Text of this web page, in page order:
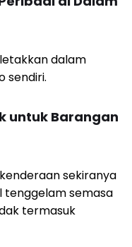
dalam
sendiri.
untuk Barangan
sekiranya
tenggelam semasa
termasuk